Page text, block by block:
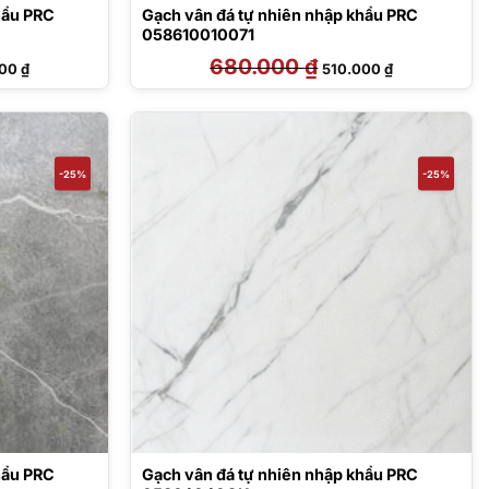
PRC
₫Giá
hiện
tại
510.000 ₫.
Gạch vân đá tự nhiên nhập khẩu PRC
058610010071
680.000₫ Giá
gốc
là:
510.000₫Giá
hiện
tại
510.000 ₫.
-25%
PRC
-25%
Gạch vân đá tự nhiên nhập khẩu PRC